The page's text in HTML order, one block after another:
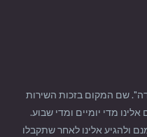
שם המקום בזכות השירות
מדי יומיים ומדי שבוע.
ולהגיע אלינו לאחר שתקבלו